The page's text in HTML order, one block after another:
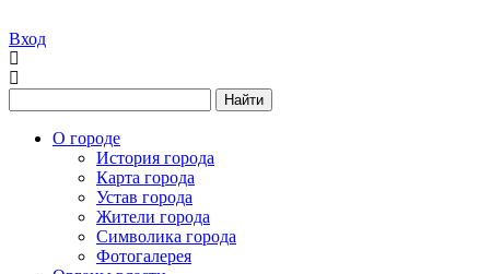
Вход
Найти
О городе
История города
Карта города
Устав города
Жители города
Символика города
Фотогалерея